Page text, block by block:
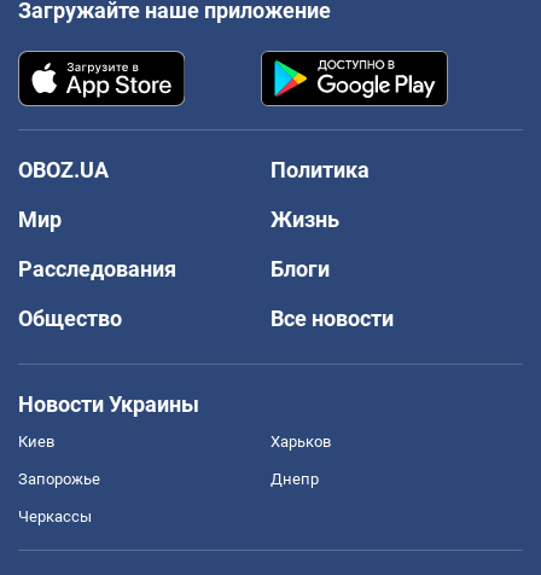
Загружайте наше приложение
OBOZ.UA
Политика
Мир
Жизнь
Расследования
Блоги
Общество
Все новости
Новости Украины
Киев Харьков
Запорожье Днепр
Черкассы